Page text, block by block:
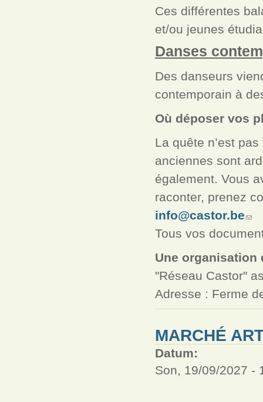
Ces différentes
et/ou jeunes
Danses
Des danseurs
contemporain à
Où déposer vos
La quête n’est
anciennes sont
également. Vous
raconter, prenez
info@castor.be
Tous vos
Une organisation
"Réseau Castor"
Adresse : Ferme
MARCHÉ
Datum:
Son, 19/09/2027 -